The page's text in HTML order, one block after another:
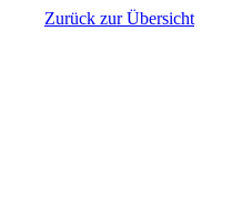
Zurück zur Übersicht